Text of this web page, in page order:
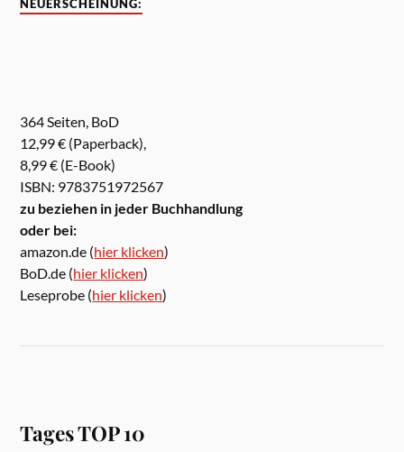
NEUERSCHEINUNG:
364 Seiten, BoD
12,99 € (Paperback),
8,99 € (E-Book)
ISBN: 9783751972567
zu beziehen in jeder Buchhandlung
oder bei:
amazon.de (hier klicken)
BoD.de (hier klicken)
Leseprobe (hier klicken)
Tages TOP 10